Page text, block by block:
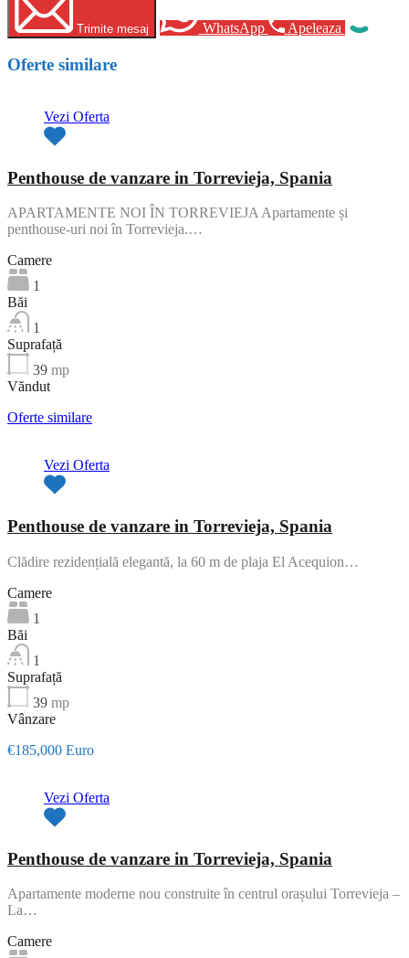
Trimite mesaj WhatsApp Apeleaza
Oferte similare
Vezi Oferta
Penthouse de vanzare in Torrevieja, Spania
APARTAMENTE NOI ÎN TORREVIEJA Apartamente și
penthouse-uri noi în Torrevieja.…
Camere
1
Băi
1
Suprafață
39 mp
Văndut
Oferte similare
Vezi Oferta
Penthouse de vanzare in Torrevieja, Spania
Clădire rezidențială elegantă, la 60 m de plaja El Acequion…
Camere
1
Băi
1
Suprafață
39 mp
Vânzare
€185,000 Euro
Vezi Oferta
Penthouse de vanzare in Torrevieja, Spania
Apartamente moderne nou construite în centrul orașului Torrevieja –
La…
Camere